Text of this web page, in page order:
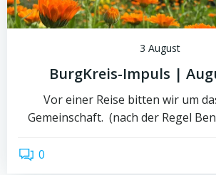
3 August
BurgKreis-Impuls |
Vor einer Reise bitten wir um
Gemeinschaft. (nach der Regel
0